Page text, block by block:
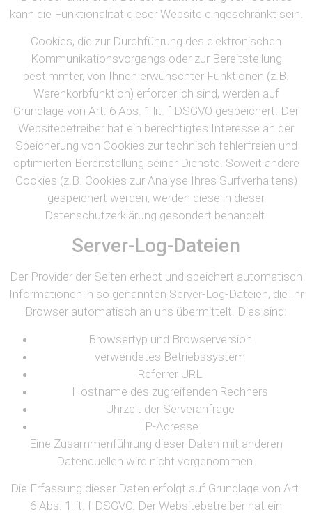
kann die Funktionalität dieser Website eingeschränkt sein.
Cookies, die zur Durchführung des elektronischen
Kommunikationsvorgangs oder zur Bereitstellung
bestimmter, von Ihnen erwünschter Funktionen (z.B.
Warenkorbfunktion) erforderlich sind, werden auf
Grundlage von Art. 6 Abs. 1 lit. f DSGVO gespeichert. Der
Websitebetreiber hat ein berechtigtes Interesse an der
Speicherung von Cookies zur technisch fehlerfreien und
optimierten Bereitstellung seiner Dienste. Soweit andere
Cookies (z.B. Cookies zur Analyse Ihres Surfverhaltens)
gespeichert werden, werden diese in dieser
Datenschutzerklärung gesondert behandelt.
Server-Log-Dateien
Der Provider der Seiten erhebt und speichert automatisch
Informationen in so genannten Server-Log-Dateien, die Ihr
Browser automatisch an uns übermittelt. Dies sind:
Browsertyp und Browserversion
verwendetes Betriebssystem
Referrer URL
Hostname des zugreifenden Rechners
Uhrzeit der Serveranfrage
IP-Adresse
Eine Zusammenführung dieser Daten mit anderen
Datenquellen wird nicht vorgenommen.
Die Erfassung dieser Daten erfolgt auf Grundlage von Art.
6 Abs. 1 lit. f DSGVO. Der Websitebetreiber hat ein